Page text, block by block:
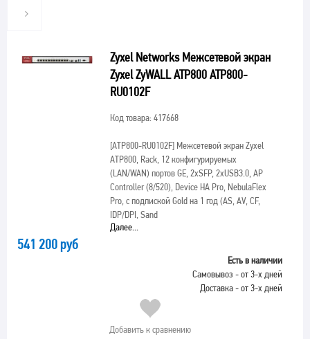
Zyxel Networks Межсетевой экран
Zyxel ZyWALL ATP800 ATP800-
RU0102F
Код товара: 417668
[ATP800-RU0102F]Межсетевой экран Zyxel
ATP800, Rack, 12 конфигурируемых
(LAN/WAN) портов GE, 2xSFP, 2xUSB3.0, AP
Controller (8/520), Device HA Pro, NebulaFlex
Pro, с подпиской Gold на 1 год (AS, AV, CF,
IDP/DPI, Sand
Далее...
541 200 руб
Есть в наличии
Самовывоз - от 3-х дней
Доставка - от 3-х дней
Добавить к сравнению